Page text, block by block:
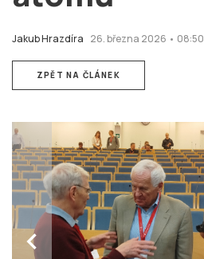
Jakub Hrazdíra 26. března 2026 • 08:50
ZPĚT NA ČLÁNEK
chevron_left